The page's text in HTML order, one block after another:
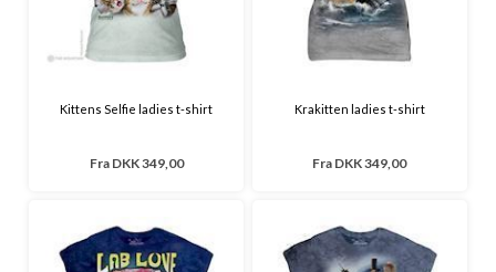
Kittens Selfie ladies t-shirt
Fra DKK 349,00
Krakitten ladies t-shirt
Fra DKK 349,00